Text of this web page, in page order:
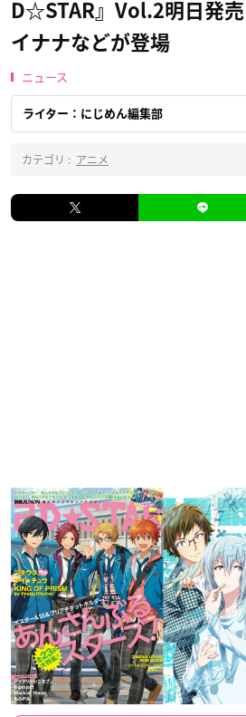
D☆STAR』Vol.2明日発
イナナなどが登場
ニュース
ライター：にじめん編集部
カテゴリ : アニメ